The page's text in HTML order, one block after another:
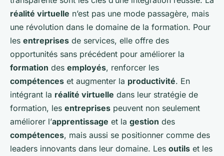
réalité virtuelle n’est pas une mode passagère, mais
une révolution dans le domaine de la formation. Pour
les entreprises de services, elle offre des
opportunités sans précédent pour améliorer la
formation des employés, renforcer les
compétences et augmenter la productivité. En
intégrant la réalité virtuelle dans leur stratégie de
formation, les entreprises peuvent non seulement
améliorer l’apprentissage et la gestion des
compétences, mais aussi se positionner comme des
leaders innovants dans leur domaine. Les outils et les